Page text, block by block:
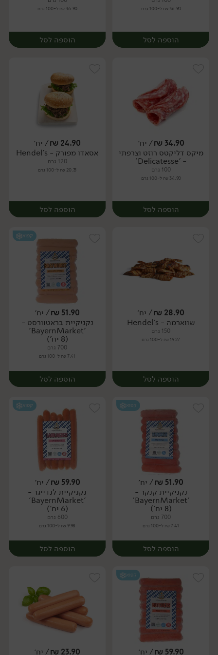
36.90 ₪ ל-100 גרם
הוספה לסל
יח׳
36.90 ₪ ל-100 גרם
הוספה לסל
יח׳
34.90
₪/ יח׳
מיקס דליקטס רוזט וצרפתי
- 'Delicatesse'
100 גרם
34.90 ₪ ל-100 גרם
הוספה לסל
יח׳
24.90
₪/ יח׳
אסאדו מפורק - Hendel's
120 גרם
20.75 ₪ ל-100 גרם
הוספה לסל
יח׳
28.90
₪/ יח׳
שווארמה - Hendel's
150 גרם
19.27 ₪ ל-100 גרם
הוספה לסל
יח׳
קפוא
51.90
₪/ יח׳
נקניקיית בראטוורסט -
'BayernMarket'
(8 יח')
700 גרם
7.41 ₪ ל-100 גרם
הוספה לסל
יח׳
קפוא
51.90
₪/ יח׳
נקניקיית קנקר -
'BayernMarket'
(8 יח')
700 גרם
7.41 ₪ ל-100 גרם
הוספה לסל
קפוא
59.90
₪/ יח׳
נקניקיית לנדייגר -
'BayernMarket'
(6 יח')
600 גרם
9.98 ₪ ל-100 גרם
הוספה לסל
קפוא
59.90
₪/ יח׳
23.90
₪/ יח׳